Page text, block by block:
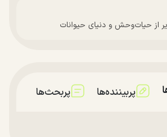
از حیات‌وحش و دنیای حیوانات
پربیننده‌ها پربحث‌ها